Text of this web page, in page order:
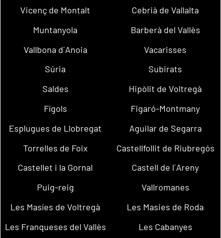
Vicenç de Montalt
Cebrià de Vallalta
Muntanyola
Barberà del Vallès
Vallbona d´Anoia
Vacarisses
Súria
Subirats
Saldes
Hipòlit de Voltregà
Fígols
Figaró-Montmany
Esplugues de Llobregat
Aguilar de Segarra
Torrelles de Foix
Castellfollit de Riubregós
Castellet i la Gornal
Castell de l´Areny
Puig-reig
Vallromanes
Les Masíes de Voltregà
Les Masies de Roda
Les Franqueses del Vallès
Les Cabanyes